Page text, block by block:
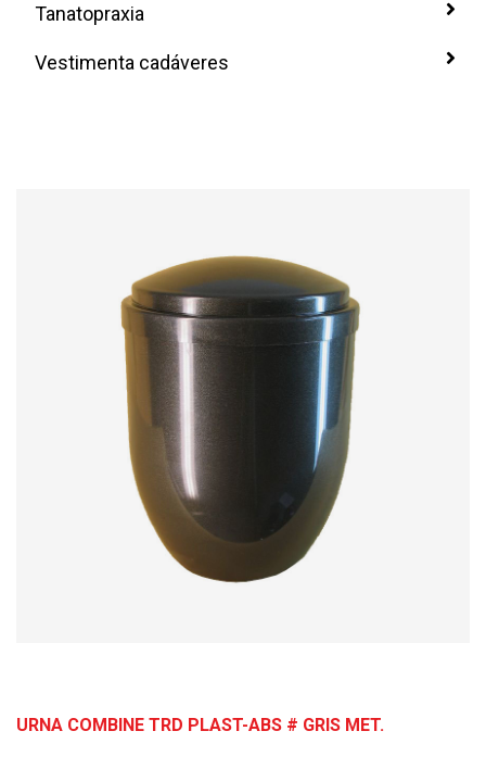
Tanatopraxia
Vestimenta cadáveres
URNA COMBINE TRD PLAST-ABS # GRIS MET.